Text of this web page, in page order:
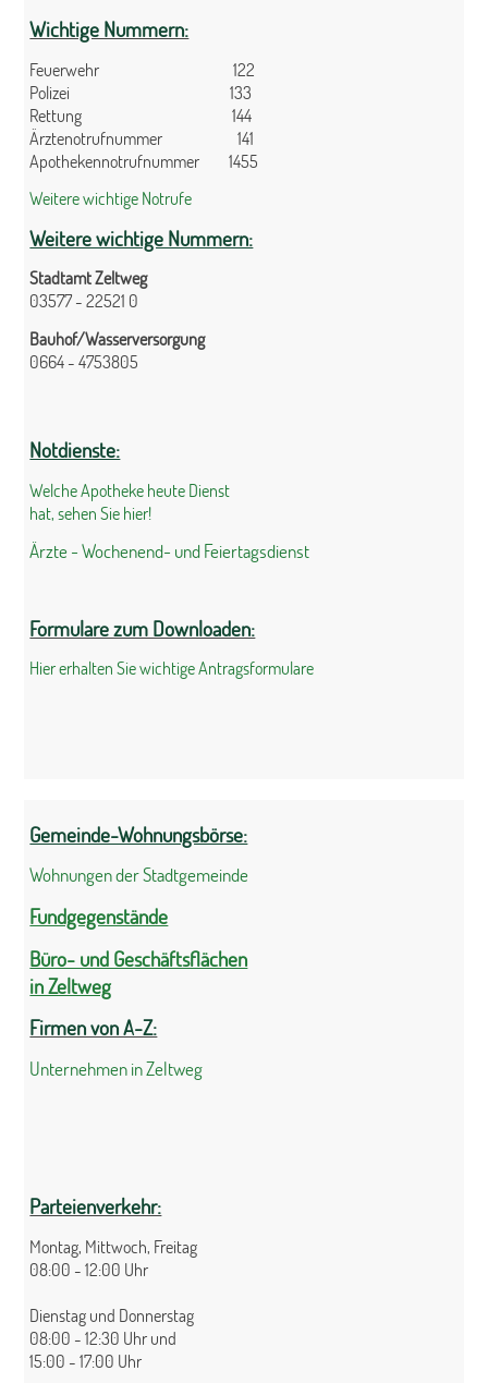
Wichtige Nummern:
Feuerwehr 122
Polizei 133
Rettung 144
Ärztenotrufnummer 141
Apothekennotrufnummer 1455
Weitere wichtige Notrufe
Weitere wichtige Nummern:
Stadtamt Zeltweg
03577 - 22521 0
Bauhof/Wasserversorgung
0664 - 4753805
Notdienste:
Welche Apotheke heute Dienst
hat, sehen Sie hier!
Ärzte - Wochenend- und Feiertagsdienst
Formulare zum Downloaden:
Hier erhalten Sie wichtige Antragsformulare
Gemeinde-Wohnungsbörse:
Wohnungen der Stadtgemeinde
Fundgegenstände
Büro- und Geschäftsflächen
in Zeltweg
Firmen von A-Z:
Unternehmen in Zeltweg
Parteienverkehr:
Montag, Mittwoch, Freitag
08:00 - 12:00 Uhr
Dienstag und Donnerstag
08:00 - 12:30 Uhr und
15:00 - 17:00 Uhr